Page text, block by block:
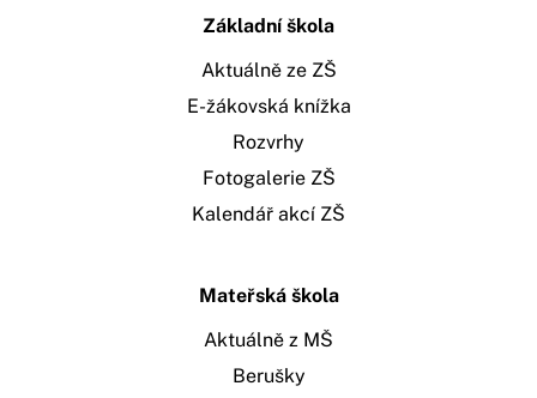
Základní škola
Aktuálně ze ZŠ
E-žákovská knížka
Rozvrhy
Fotogalerie ZŠ
Kalendář akcí ZŠ
Mateřská škola
Aktuálně z MŠ
Berušky